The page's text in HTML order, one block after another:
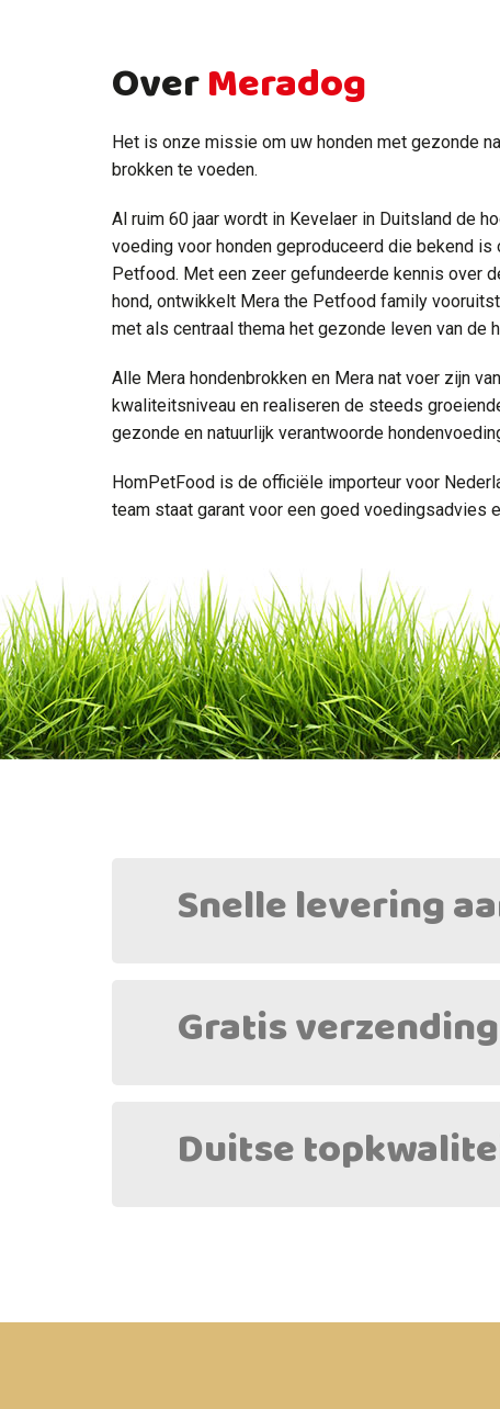
OverMeradog
Het is onze missie om uw honden met gezonde
brokken te voeden.
Al ruim 60 jaar wordt in Kevelaer in Duitsland de
voeding voor honden geproduceerd die bekend is
Petfood. Met een zeer gefundeerde kennis over
hond, ontwikkelt Mera the Petfood family
met als centraal thema het gezonde leven van de
Alle Mera hondenbrokken en Mera nat voer zijn
kwaliteitsniveau en realiseren de steeds
gezonde en natuurlijk verantwoorde
HomPetFood is de officiële importeur voor
team staat garant voor een goed voedingsadvies
Snelle levering
Gratis
Duitse